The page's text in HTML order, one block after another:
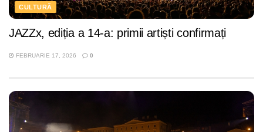
CULTURĂ
JAZZx, ediția a 14-a: primii artiști confirmați
FEBRUARIE 17, 2026 0